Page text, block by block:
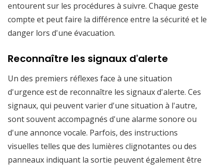
entourent sur les procédures à suivre. Chaque geste
compte et peut faire la différence entre la sécurité et le
danger lors d'une évacuation.
Reconnaître les signaux d'alerte
Un des premiers réflexes face à une situation
d'urgence est de reconnaître les signaux d'alerte. Ces
signaux, qui peuvent varier d'une situation à l'autre,
sont souvent accompagnés d'une alarme sonore ou
d'une annonce vocale. Parfois, des instructions
visuelles telles que des lumières clignotantes ou des
panneaux indiquant la sortie peuvent également être